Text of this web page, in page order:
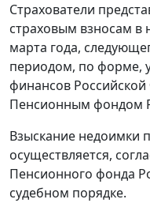
Страхователи
страховым взносам в
марта года,
периодом, по форме,
финансов
Пенсионным фондом
Взыскание недоимки
осуществляется,
Пенсионного фонда
судебном порядке.